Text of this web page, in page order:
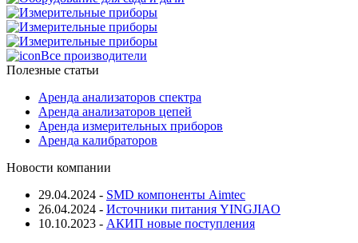
Все производители
Полезные статьи
Аренда анализаторов спектра
Аренда анализаторов цепей
Аренда измерительных приборов
Аренда калибраторов
Новости компании
29.04.2024 - SMD компоненты Aimtec
26.04.2024 - Источники питания YINGJIAO
10.10.2023 - АКИП новые поступления